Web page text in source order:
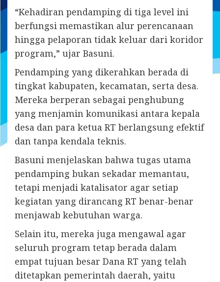
“Kehadiran pendamping di tiga level ini
berfungsi memastikan alur perencanaan
hingga pelaporan tidak keluar dari koridor
program,” ujar Basuni.
Pendamping yang dikerahkan berada di
tingkat kabupaten, kecamatan, serta desa.
Mereka berperan sebagai penghubung
yang menjamin komunikasi antara kepala
desa dan para ketua RT berlangsung efektif
dan tanpa kendala teknis.
Basuni menjelaskan bahwa tugas utama
pendamping bukan sekadar memantau,
tetapi menjadi katalisator agar setiap
kegiatan yang dirancang RT benar-benar
menjawab kebutuhan warga.
Selain itu, mereka juga mengawal agar
seluruh program tetap berada dalam
empat tujuan besar Dana RT yang telah
ditetapkan pemerintah daerah, yaitu